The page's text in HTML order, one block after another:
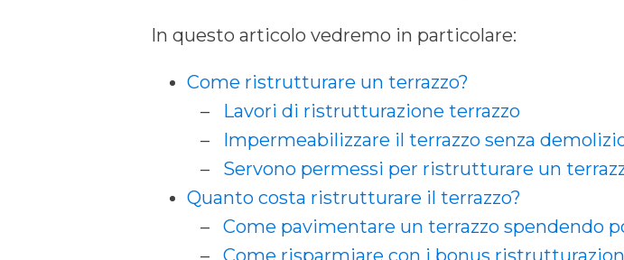
In questo articolo vedremo in particolare:
Come ristrutturare un terrazzo?
–
Lavori di ristrutturazione terrazzo
–
Impermeabilizzare il terrazzo senza
– Servono permessi per ristrutturare un
Quanto costa ristrutturare il terrazzo?
– Come pavimentare un terrazzo spendendo
– Come risparmiare con i bonus